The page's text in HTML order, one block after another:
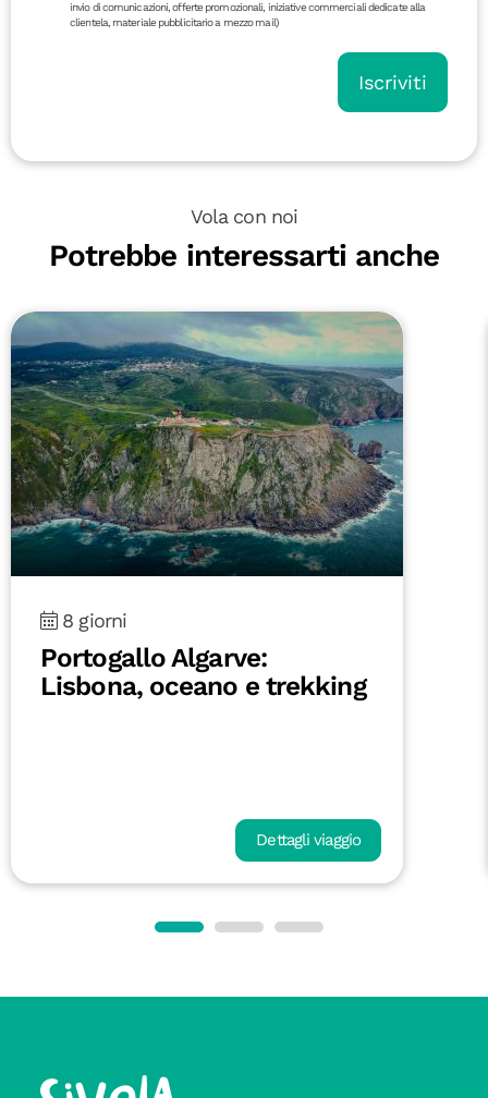
invio di comunicazioni, offerte promozionali, iniziative commerciali dedicate alla
clientela, materiale pubblicitario a mezzo mail)
Iscriviti
Vola con noi
Potrebbe interessarti anche
8 giorni
Portogallo Algarve:
Lisbona, oceano e trekking
Dettagli viaggio